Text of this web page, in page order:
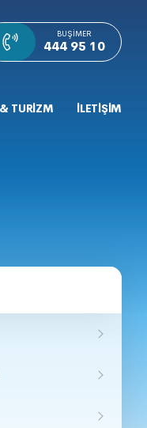
BUŞIMER
444 95 10
TURİZM İLETİŞİM